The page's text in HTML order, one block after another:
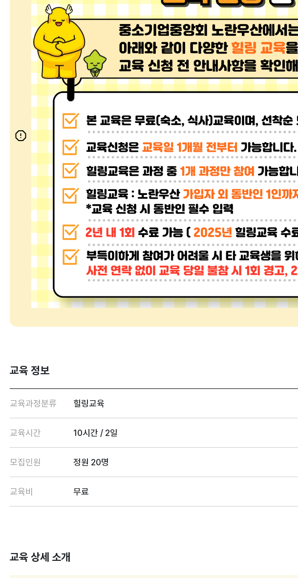
교육 정보
교육과정분류 힐링교육
교육시간 10시간 / 2일
모집인원 정원 20명
교육비 무료
교육 상세 소개